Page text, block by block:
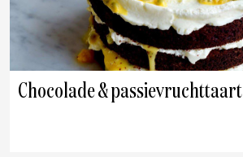
Chocolade & passievruchttaart